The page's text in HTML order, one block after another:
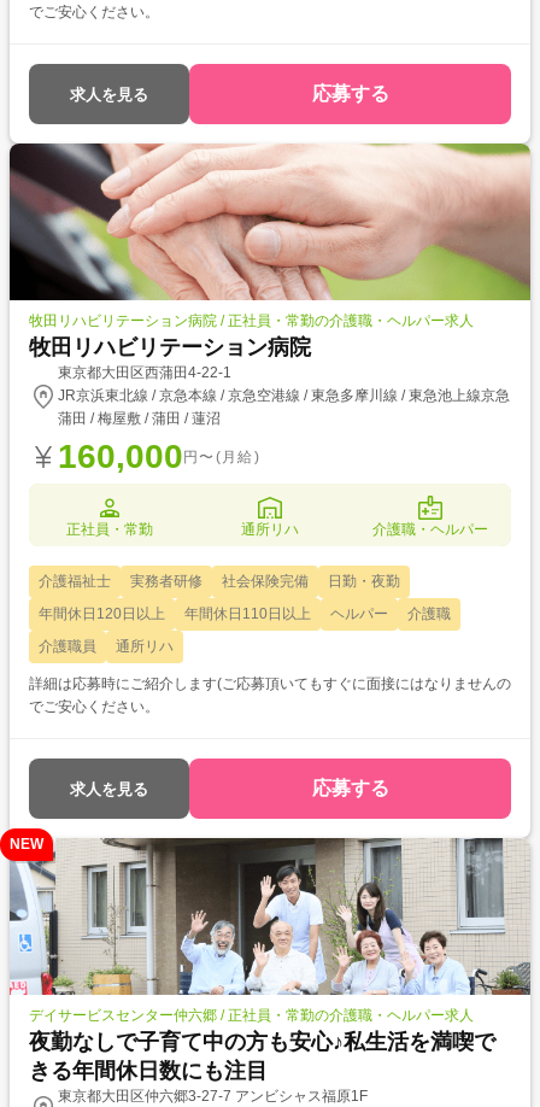
でご安心ください。
求人を見る 応募する
牧田リハビリテーション病院 / 正社員・常勤の介護職・ヘルパー求人
牧田リハビリテーション病院
東京都大田区西蒲田4-22-1
JR京浜東北線 / 京急本線 / 京急空港線 / 東急多摩川線 / 東急池上線京急
蒲田 / 梅屋敷 / 蒲田 / 蓮沼
160,000 円〜(月給)
正社員・常勤 通所リハ 介護職・ヘルパー
介護福祉士 実務者研修 社会保険完備
日勤・夜勤
年間休日120日以上
年間休日110日以上 ヘルパー
介護職
介護職員
通所リハ
詳細は応募時にご紹介します(ご応募頂いてもすぐに面接にはなりませんの
でご安心ください。
求人を見る 応募する
NEW
デイサービスセンター仲六郷 / 正社員・常勤の介護職・ヘルパー求人
夜勤なしで子育て中の方も安心♪私生活を満喫で
きる年間休日数にも注目
東京都大田区仲六郷3-27-7 アンビシャス福原1F